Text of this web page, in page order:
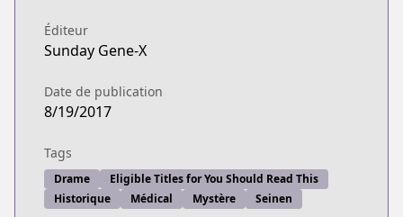
Éditeur
Sunday Gene-X
Date de publication
8/19/2017
Tags
Drame
Eligible Titles for You Should Read This
Historique
Médical Mystère Seinen